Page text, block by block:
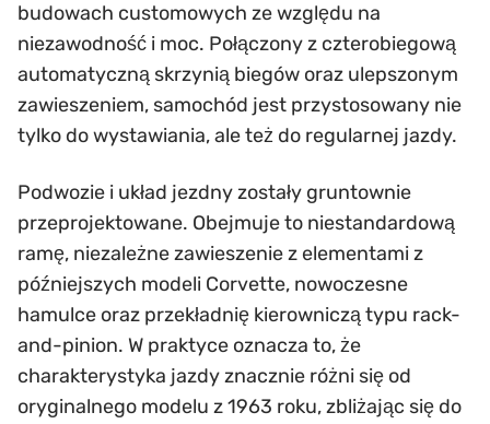
budowach customowych ze względu na
niezawodność i moc. Połączony z czterobiegową
automatyczną skrzynią biegów oraz ulepszonym
zawieszeniem, samochód jest przystosowany nie
tylko do wystawiania, ale też do regularnej jazdy.
Podwozie i układ jezdny zostały gruntownie
przeprojektowane. Obejmuje to niestandardową
ramę, niezależne zawieszenie z elementami z
późniejszych modeli Corvette, nowoczesne
hamulce oraz przekładnię kierowniczą typu rack-
and-pinion. W praktyce oznacza to, że
charakterystyka jazdy znacznie różni się od
oryginalnego modelu z 1963 roku, zbliżając się do